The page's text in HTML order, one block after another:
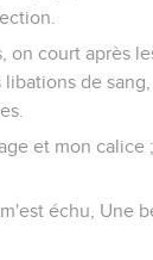
on court après
de
et mon calice
échu, Une